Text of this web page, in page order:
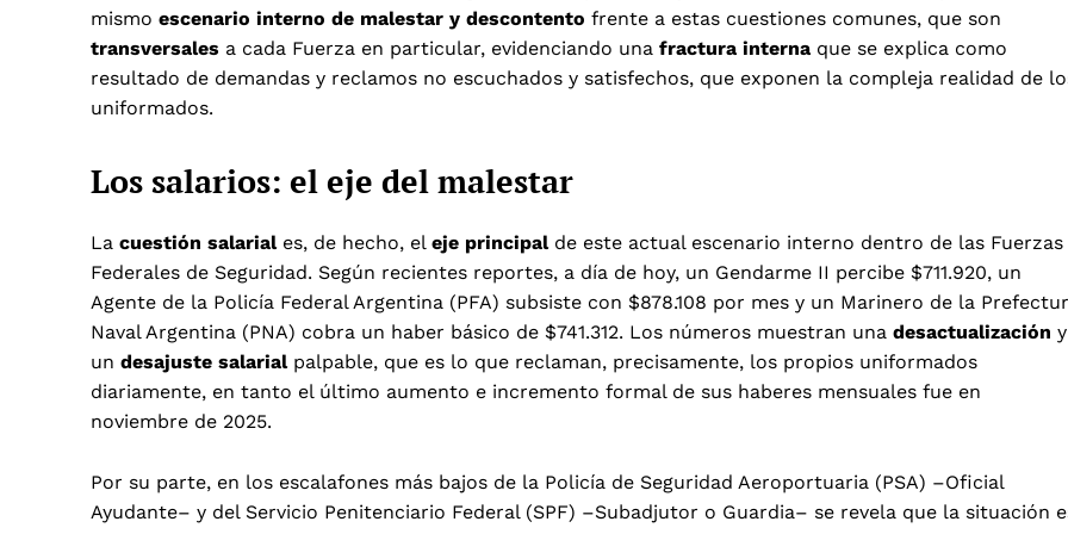
mismo escenario interno de malestar y descontento frente a estas cuestiones comunes, que son
transversales a cada Fuerza en particular, evidenciando una fractura interna que se explica como
resultado de demandas y reclamos no escuchados y satisfechos, que exponen la compleja realidad de
uniformados.
Los salarios: el eje del malestar
La cuestión salariales, de hecho, el eje principalde este actual escenario interno dentro de las Fuerzas
Federales de Seguridad. Según recientes reportes, a día de hoy, un Gendarme II percibe $711.920, un
Agente de la Policía Federal Argentina (PFA) subsiste con $878.108 por mes y un Marinero de la
Naval Argentina (PNA) cobra un haber básico de $741.312. Los números muestran una desactualización y
un desajuste salarial palpable, que es lo que reclaman, precisamente, los propios uniformados
diariamente, en tanto el último aumento e incremento formal de sus haberes mensuales fue en
noviembre de 2025.
Por su parte, en los escalafones más bajos de la Policía de Seguridad Aeroportuaria (PSA) –Oficial
Ayudante– y del Servicio Penitenciario Federal (SPF) –Subadjutor o Guardia– se revela que la situación